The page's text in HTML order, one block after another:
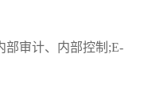
部审计、内部控制;E-